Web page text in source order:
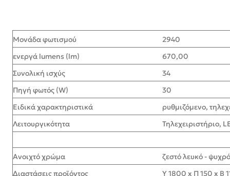
Μονάδα φωτισμού
2940
ενεργά lumens (lm)
670,00
Συνολική ισχύς
34
Πηγή φωτός (W)
30
Ειδικά χαρακτηριστικά
ρυθμιζόμενο,
Λειτουργικότητα
Τηλεχειριστήριο,
Ανοιχτό χρώμα
ζεστό λευκό -
Διαστάσεις προϊόντος
Υ 1800 x Π 150 x Β